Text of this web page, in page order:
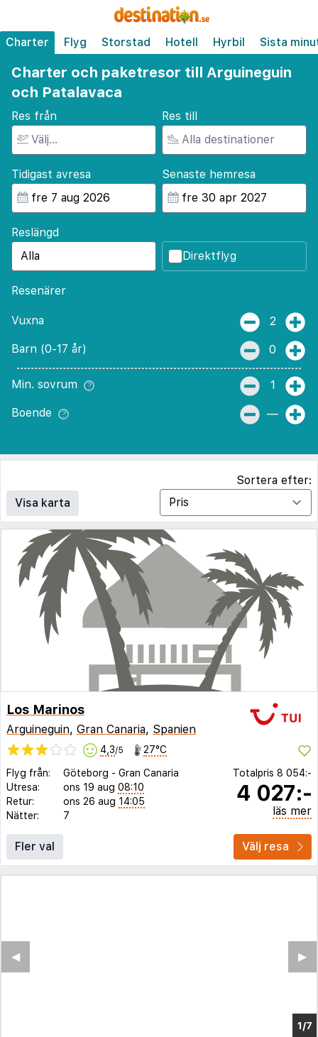
Charter Flyg Storstad Hotell Hyrbil Sista
Charter och paketresor till Arguineguin
och Patalavaca
Res från Res till
Tidigast avresa Senaste hemresa
Reslängd
Direktflyg
Resenärer
Vuxna 2
Barn (0-17 år) 0
Min. sovrum 1
Boende —
Visa karta
Sortera efter:
Los Marinos
Arguineguin, Gran Canaria, Spanien
4,3/5 27°C
Flyg från: Göteborg - Gran Canaria
Utresa:
ons 19 aug 08:10
Retur:
ons 26 aug 14:05
Nätter:
7
Totalpris 8 054:-
4 027:-
läs mer
Fler val Välj resa
1/7
▶︎
◀︎